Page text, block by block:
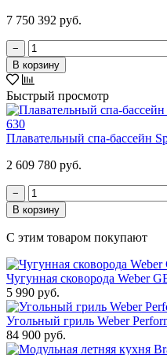
7 750 392 руб.
−
В корзину
Быстрый просмотр
Плавательный спа-бассейн
2 609 780 руб.
−
В корзину
С этим товаром покупают
Чугунная сковорода Weber
5 990 руб.
Угольный гриль Weber
84 900 руб.